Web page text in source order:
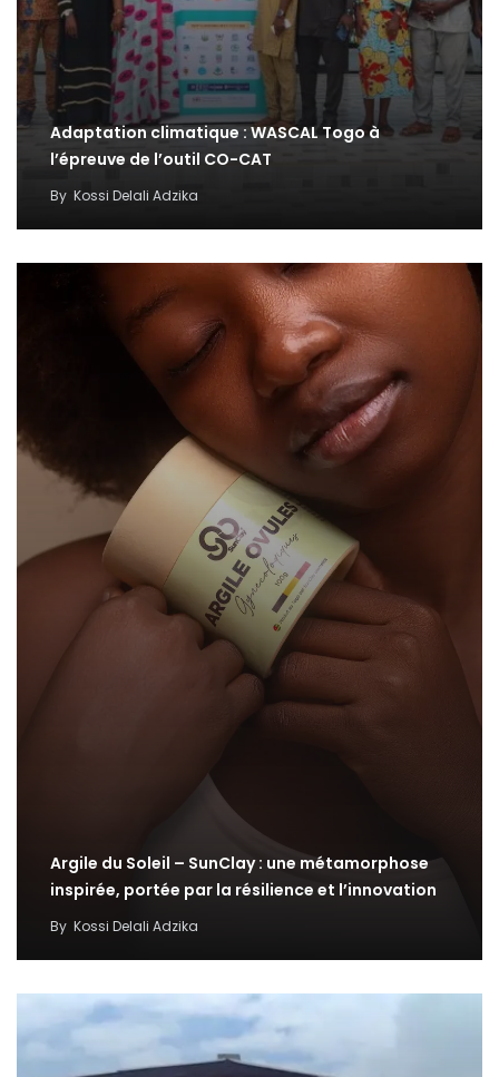
Adaptation climatique : WASCAL Togo à
l’épreuve de l’outil CO-CAT
By Kossi Delali Adzika
Argile du Soleil – SunClay : une métamorphose
inspirée, portée par la résilience et l’innovation
By Kossi Delali Adzika